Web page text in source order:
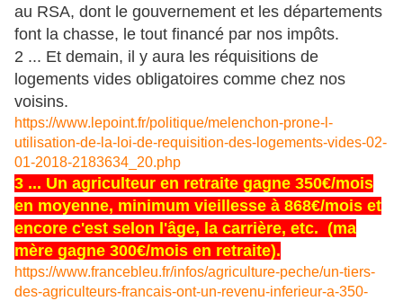
au RSA, dont le gouvernement et les départements
font la chasse, le tout financé par nos impôts.
2 ... Et demain, il y aura les réquisitions de
logements vides obligatoires comme chez nos
voisins.
https://www.lepoint.fr/politique/melenchon-prone-l-
utilisation-de-la-loi-de-requisition-des-logements-vides-02-
01-2018-2183634_20.php
3 ... Un agriculteur en retraite gagne 350€/mois
en moyenne, minimum vieillesse à 868€/mois et
encore c'est selon l'âge, la carrière, etc. (ma
mère gagne 300€/mois en retraite).
https://www.francebleu.fr/infos/agriculture-peche/un-tiers-
des-agriculteurs-francais-ont-un-revenu-inferieur-a-350-